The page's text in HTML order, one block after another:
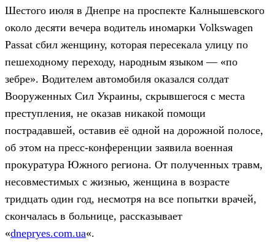
Шестого июля в Днепре на проспекте Калнышевского
около десяти вечера водитель иномарки Volkswagen
Passat сбил женщину, которая пересекала улицу по
пешеходному переходу, народным языком — «по
зебре». Водителем автомобиля оказался солдат
Вооруженных Сил Украины, скрывшегося с места
преступления, не оказав никакой помощи
пострадавшей, оставив её одной на дорожной полосе,
об этом на пресс-конференции заявила военная
прокуратура Южного региона. От полученных травм,
несовместимых с жизнью, женщина в возрасте
тридцать один год, несмотря на все попытки врачей,
скончалась в больнице, рассказывает
«dnepryes.com.ua«.